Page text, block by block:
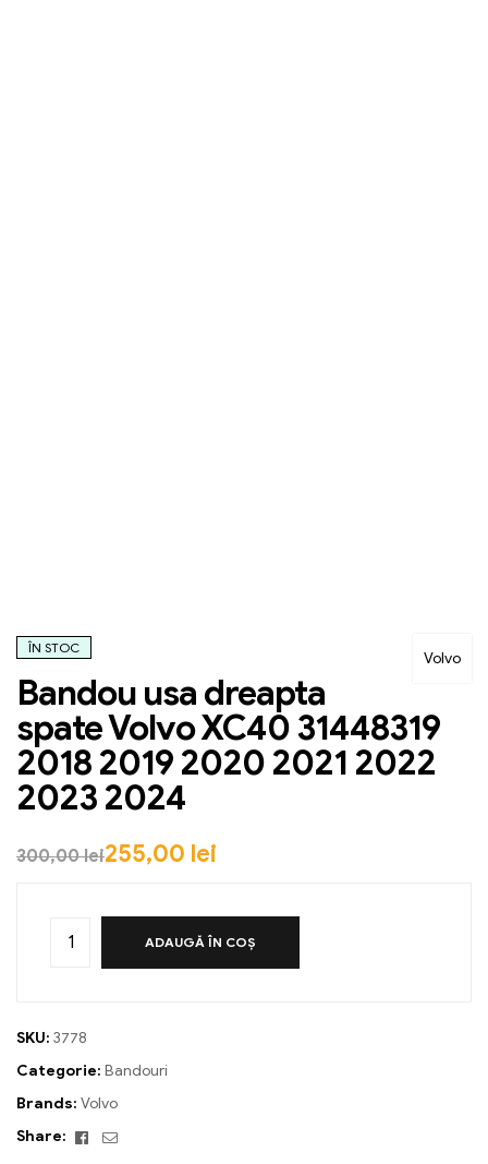
Volvo
ÎN STOC
Bandou usa dreapta
spate Volvo XC40 31448319
2018 2019 2020 2021 2022
2023 2024
300,00lei255,00 lei
ADAUGĂ ÎN COȘ
SKU: 3778
Categorie: Bandouri
Brands: Volvo
Share:
Facebook
Email